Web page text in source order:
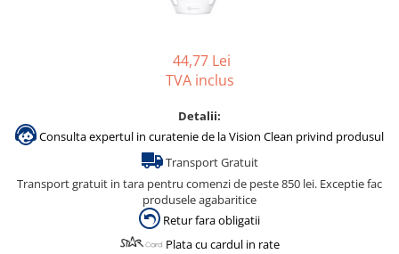
Dezinfectanti maini
Dezinfectanti medicali profesionali
Dezinfectanti suprafete
Dispensere / Dozatoare
Dozatoare dezinfectanti
44,77 Lei
TVA inclus
Detalii:
Consulta expertul in curatenie de la Vision Clean privind produsul
Transport Gratuit
Transport gratuit in tara pentru comenzi de peste 850 lei. Exceptie fac
produsele agabaritice
Retur fara obligatii
Plata cu cardul in rate